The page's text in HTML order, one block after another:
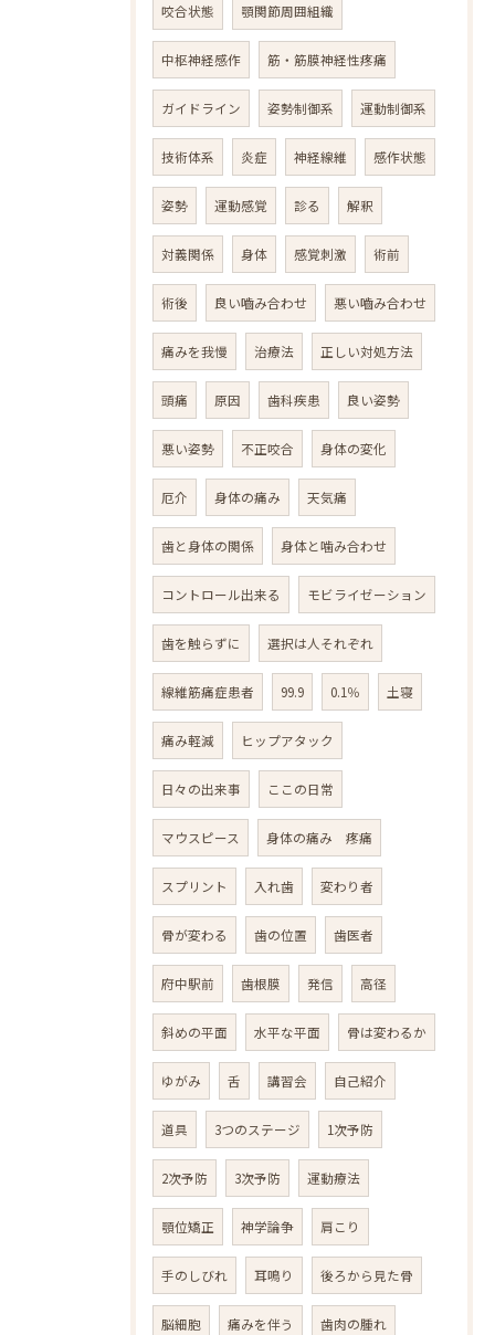
咬合状態 顎関節周囲組織
中枢神経感作 筋・筋膜神経性疼痛
ガイドライン 姿勢制御系 運動制御系
技術体系 炎症 神経線維 感作状態
姿勢 運動感覚 診る 解釈
対義関係 身体 感覚刺激 術前
術後 良い嚙み合わせ 悪い嚙み合わせ
痛みを我慢 治療法 正しい対処方法
頭痛 原因 歯科疾患 良い姿勢
悪い姿勢 不正咬合 身体の変化
厄介 身体の痛み 天気痛
歯と身体の関係 身体と噛み合わせ
コントロール出来る モビライゼーション
歯を触らずに 選択は人それぞれ
線維筋痛症患者 99.9 0.1％ 土寝
痛み軽減 ヒップアタック
日々の出来事 ここの日常
マウスピース 身体の痛み 疼痛
スプリント 入れ歯 変わり者
骨が変わる 歯の位置 歯医者
府中駅前 歯根膜 発信 高径
斜めの平面 水平な平面 骨は変わるか
ゆがみ 舌 講習会 自己紹介
道具 3つのステージ 1次予防
2次予防 3次予防 運動療法
顎位矯正 神学論争 肩こり
手のしびれ 耳鳴り 後ろから見た骨
脳細胞 痛みを伴う 歯肉の腫れ